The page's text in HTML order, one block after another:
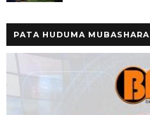
PATA HUDUMA MUBASHARA